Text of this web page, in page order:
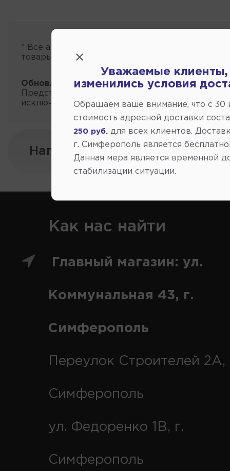
* Все автозапчасти
товары проходит несколько раз в сутки.
Обновление остатков и цен: 13:39 2026-08-07
Представленные данные о запчастях на этой
исключительно информационный характер.
Напишите нам:
Как нас найти
Главный магазин: ул.
Коммунальная 43, г.
Симферополь
Переулок Строителей 2А,
Симферополь
ул. Федоренко 1В, г.
Симферополь
Уважаемые клиенты,
изменились условия
Обращаем ваше внимание, что c 30
стоимость адресной доставки
250 руб.
для всех клиентов.
г. Симферополь является
Данная мера является временной
стабилизации ситуации.